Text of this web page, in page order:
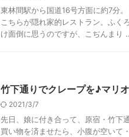
東林間駅から国道16号方面に約7分
こちらが隠れ家的レストラン。ふく
け面倒に思うのですが、こぢんまり
竹下通りでクレープを♪マリ
2021/3/7
先日、娘に付き合って、原宿・竹下
買い物を済ませたら、小腹が空いて